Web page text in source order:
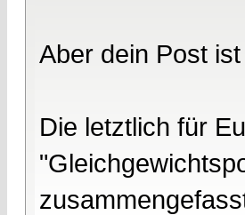
Aber dein Post
Die letztlich für